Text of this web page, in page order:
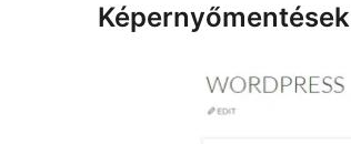
Képernyőmentések